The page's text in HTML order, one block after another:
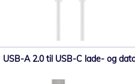
USB-A 2.0 til USB-C lade- og